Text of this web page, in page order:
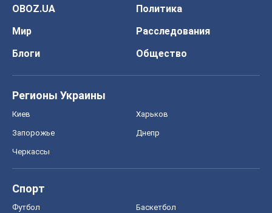
OBOZ.UA
Политика
Мир
Расследования
Блоги
Общество
Регионы Украины
Киев Харьков
Запорожье Днепр
Черкассы
Спорт
Футбол Баскетбол